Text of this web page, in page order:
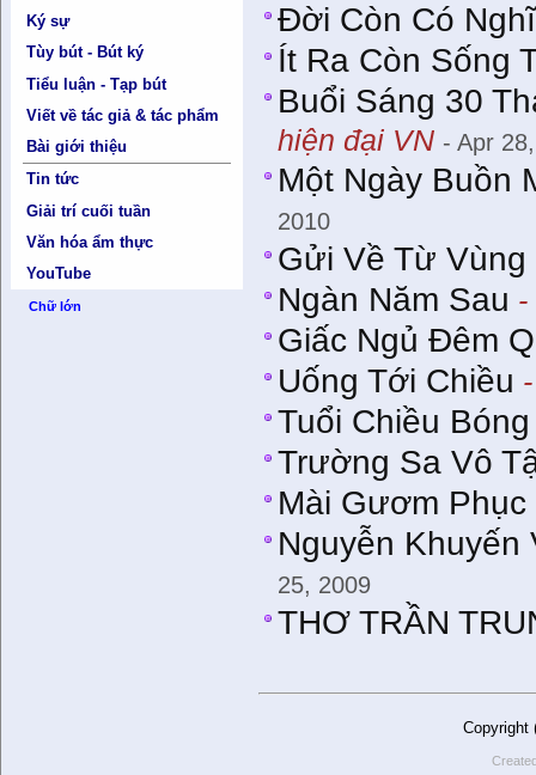
Ký sự
Tùy bút - Bút ký
Tiểu luận - Tạp bút
Viết về tác giả & tác phẩm
Bài giới thiệu
Tin tức
Giải trí cuối tuần
Văn hóa ẩm thực
YouTube
Chữ lớn
Đời Còn Có
Ít Ra Còn Sống
Buổi Sáng 30
hiện đại VN - Apr
Một Ngày Buồn
2010
Gửi Về Từ
Ngàn Năm Sau -
Giấc Ngủ Đêm
Uống Tới Chiều
Tuổi Chiều
Trường Sa Vô
Mài Gươm Phục
Nguyễn Khuyến
25, 2009
THƠ TRẦN
Copyright